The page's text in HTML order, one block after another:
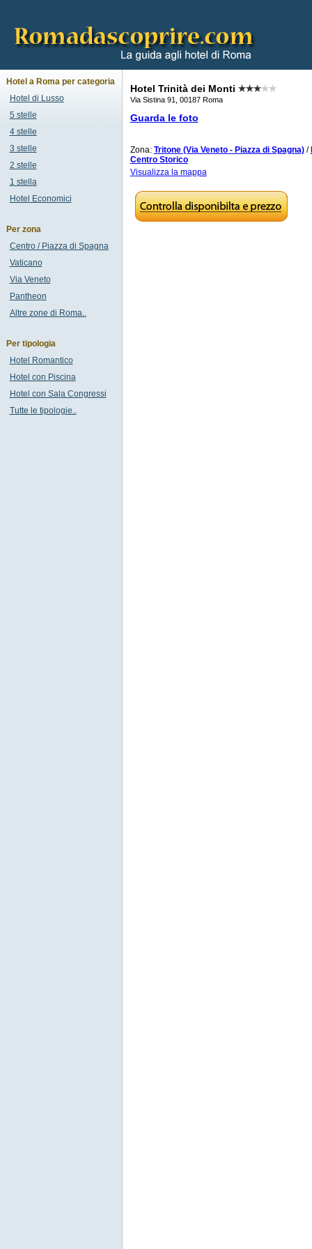
Hotel Trinità dei Monti
Via Sistina 91, 00187 Roma
Guarda le foto
Zona: Tritone (Via Veneto - Piazza di Spagna)/
Centro Storico
Visualizza la mappa
Hotel a Roma per categoria
Hotel di Lusso
5 stelle
4 stelle
3 stelle
2 stelle
1 stella
Hotel Economici
Per zona
Centro / Piazza di Spagna
Vaticano
Via Veneto
Pantheon
Altre zone di Roma..
Per tipologia
Hotel Romantico
Hotel con Piscina
Hotel con Sala Congressi
Tutte le tipologie..